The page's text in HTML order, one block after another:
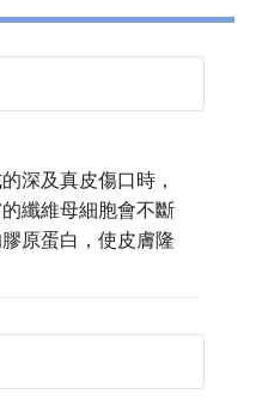
深及真皮傷口時，
纖維母細胞會不斷
原蛋白，使皮膚隆